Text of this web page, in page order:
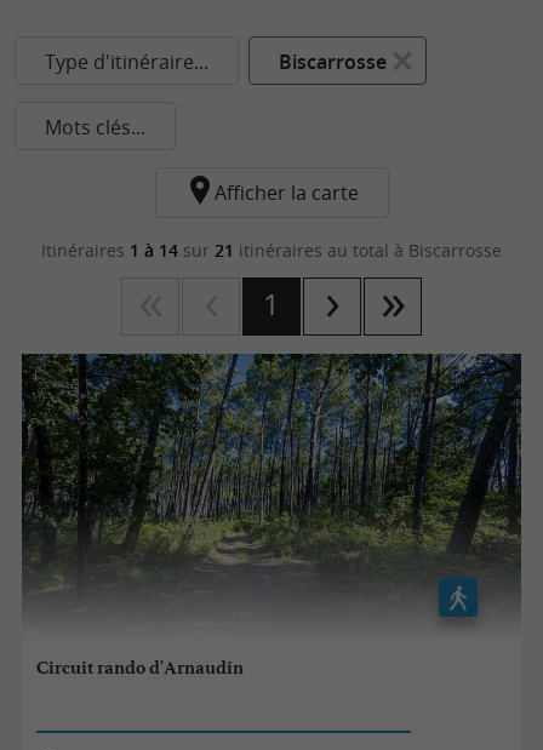
Type d'itinéraire... Biscarrosse
Mots clés...
Afficher la carte
Itinéraires 1 à 14 sur 21 itinéraires au total à Biscarrosse
1
Circuit rando d'Arnaudin